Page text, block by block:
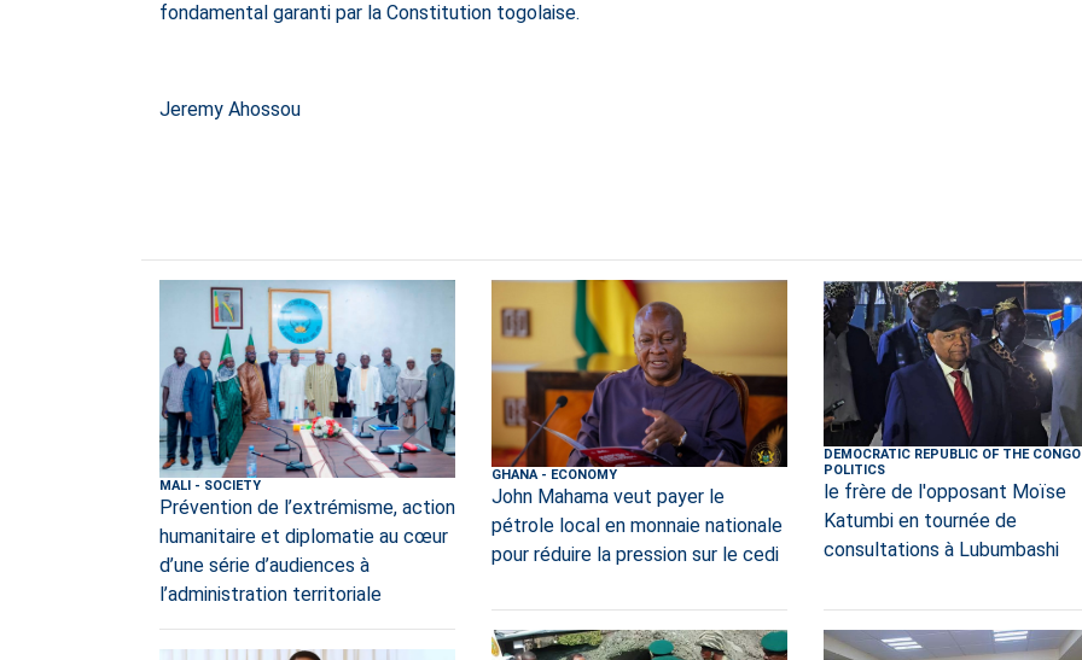
fondamental garanti par la Constitution togolaise.
Jeremy Ahossou
MALI - SOCIETY
Prévention de l’extrémisme, action
humanitaire et diplomatie au cœur
d’une série d’audiences à
l’administration territoriale
GHANA- ECONOMY
John Mahama veut payer le
pétrole local en monnaie nationale
pour réduire la pression sur le cedi
DEMOCRATIC REPUBLIC OF THE CONGO
POLITICS
le frère de l'opposant Moïse
Katumbi en tournée de
consultations à Lubumbashi